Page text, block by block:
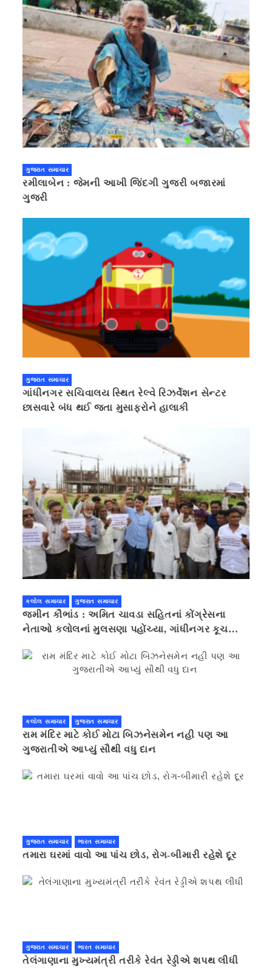
ગુજરાત સમાચાર
રમીલાબેન : જેમની આખી જિંદગી ગુજરી બજારમાં
ગુજરી
ગુજરાત સમાચાર
ગાંધીનગર સચિવાલય સ્થિત રેલ્વે રિઝર્વેશન સેન્ટર
છાસવારે બંધ થઈ જતા મુસાફરોને હાલાકી
કલોલ સમાચાર ગુજરાત સમાચાર
જમીન કૌભાંડ : અમિત ચાવડા સહિતનાં કોંગ્રેસના
નેતાઓ કલોલનાં મુલસણા પહોંચ્યા, ગાંધીનગર કૂચ
કલોલ સમાચાર ગુજરાત સમાચાર
રામ મંદિર માટે કોઈ મોટા બિઝનેસમેન નહી પણ આ
ગુજરાતીએ આપ્યું સૌથી વધુ દાન
ગુજરાત સમાચાર ભારત સમાચાર
તમારા ઘરમાં વાવો આ પાંચ છોડ, રોગ-બીમારી રહેશે દૂર
ગુજરાત સમાચાર ભારત સમાચાર
તેલંગાણાના મુખ્યમંત્રી તરીકે રેવંત રેડ્ડીએ શપથ લીધી